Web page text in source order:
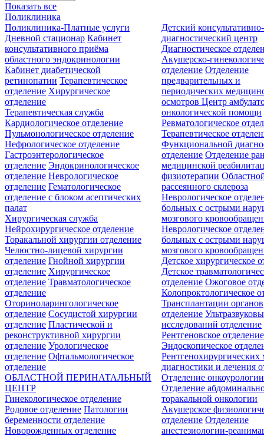
Показать все
Поликлиника
Поликлиника-Платные услуги
Дневной стационар Кабинет
консультативного приёма
областного эндокринологии
Кабинет диабетической
ретинопатии Терапевтическое
отделение Хирургическое
отделение
Детский консультативно-
диагностический центр
Диагностическое
Акушерско-
отделение Отделение
предварительных и
периодических
осмотровЦентр
онкологической помощи
Терапевтическая служба
Кардиологическое отделение
Пульмонологическое отделение
Нефрологическое отделение
Гастроэнтерологическое
отделение Эндокринологическое
отделение Неврологическое
отделение Гематологическое
отделение c блоком асептических
палат
Ревматологическое
Терапевтическое
Функциональной
отделение Отделение
медицинской
физиотерапии
рассеянного склероза
Неврологическое
больных с острыми
мозгового
Неврологическое
больных с острыми
мозгового
Хирургическая служба
Нейрохирургическое отделение
Торакальной хирургии отделение
Челюстно-лицевой хирургии
отделение Гнойной хирургии
отделение Хирургическое
отделение Травматологическое
отделение
Оториноларингологическое
отделение Сосудистой хирургии
отделение Пластической и
реконструктивной хирургии
отделение Урологическое
отделение Офтальмологическое
отделение
Детское хирургическое
Детское
отделение Ожоговое
Колопроктологическое
Трансплантации органов
отделение
исследований отделение
Рентгеновское отделение
Эндоскопическое
Рентгенохирургических
диагностики и лечения
Отделение онкоурологии
Отделение
торакальной онкологии
ОБЛАСТНОЙ ПЕРИНАТАЛЬНЫЙ
ЦЕНТР
Гинекологическое отделение
Родовое отделение Патологии
беременности отделение
Новорожденных отделение
Акушерское
отделение Отделение
анестезиологии-